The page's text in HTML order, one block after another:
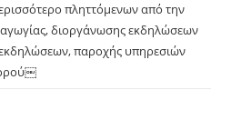
πληττόμενων από την
διοργάνωσης εκδηλώσεων
παροχής υπηρεσιών